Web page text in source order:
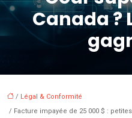
Canada ?
/ Légal & Conformité
/ Facture impayée de 25 000 $ :